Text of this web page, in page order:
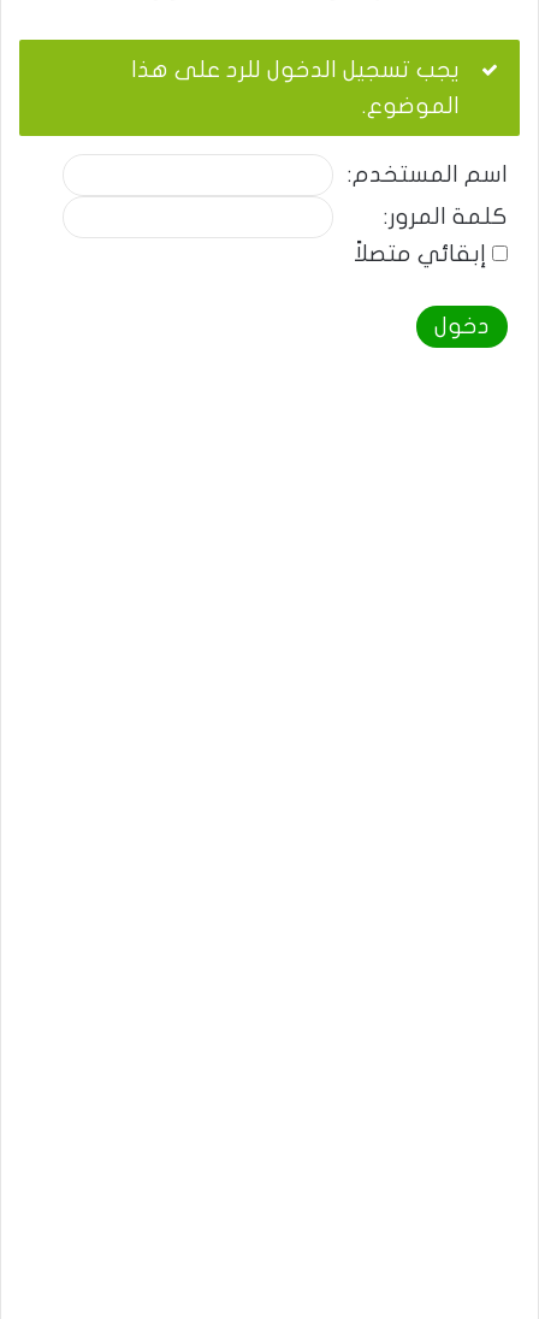
يجب تسجيل الدخول للرد على هذا
الموضوع.
اسم المستخدم:
كلمة المرور:
إبقائي متصلاً
دخول